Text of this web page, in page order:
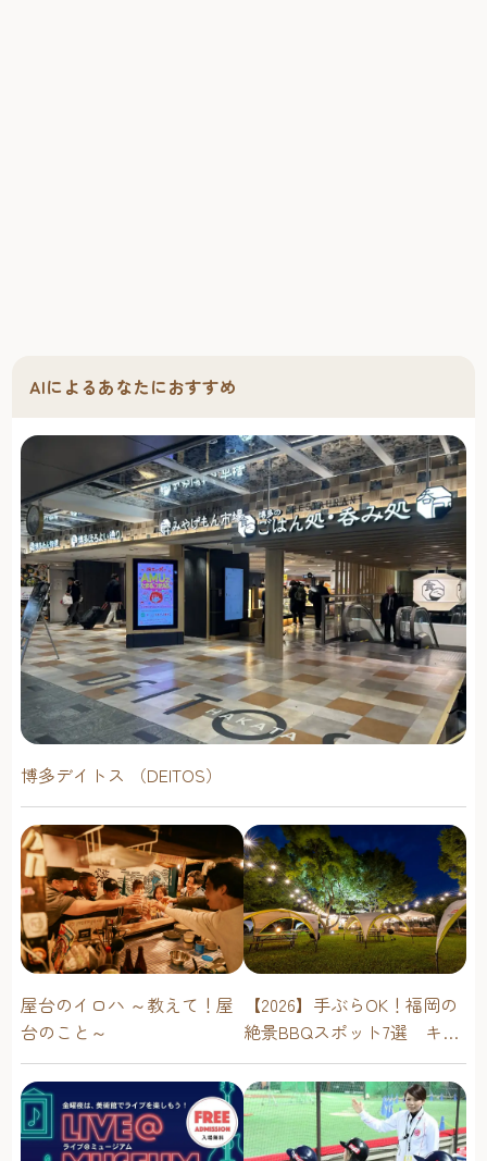
AIによるあなたにおすすめ
博多デイトス （DEITOS）
屋台のイロハ ～教えて！屋
台のこと～
【2026】手ぶらOK！福岡の
絶景BBQスポット7選 キャ
ンプ場・海辺・公園で手軽
に楽しむ